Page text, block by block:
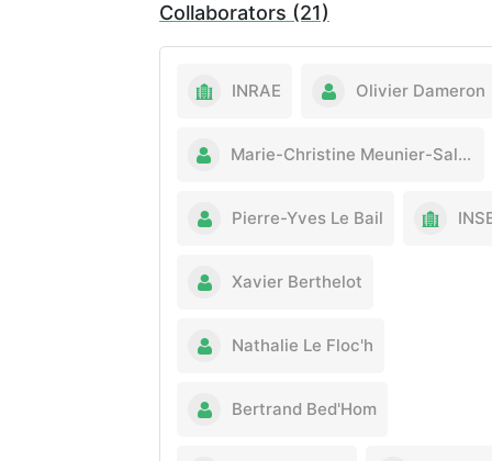
Collaborators (21)
INRAE Olivier Dameron
Marie-Christine Meunier-Salaün
Pierre-Yves Le Bail
Xavier Berthelot
Nathalie Le Floc'h
Bertrand Bed'Hom